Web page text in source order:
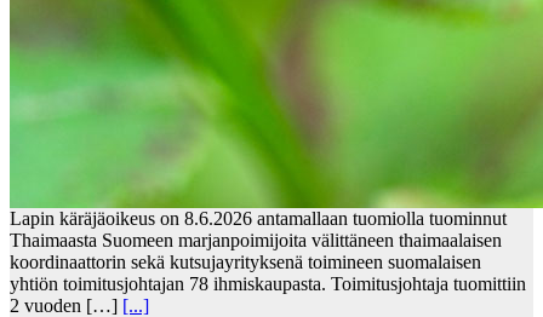
Lapin käräjäoikeus on 8.6.2026 antamallaan tuomiolla tuominnut
Thaimaasta Suomeen marjanpoimijoita välittäneen thaimaalaisen
koordinaattorin sekä kutsujayrityksenä toimineen suomalaisen
yhtiön toimitusjohtajan 78 ihmiskaupasta. Toimitusjohtaja tuomittiin
2 vuoden […] [...]